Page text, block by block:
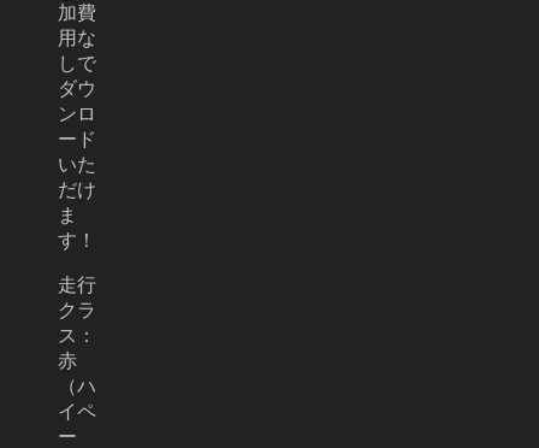
加費
用な
しで
ダウ
ンロ
ード
いた
だけ
ま
す！
走行
クラ
ス：
赤
（ハ
イペ
ー